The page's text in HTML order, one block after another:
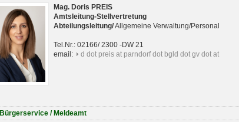
Mag. Doris PREIS
Amtsleitung-Stellvertretung
Abteilungsleitung/Allgemeine Verwaltung/Personal
Tel.Nr.: 02166/ 2300 -DW 21
email:
d dot preis at parndorf dot bgld dot gv dot at
Bürgerservice / Meldeamt